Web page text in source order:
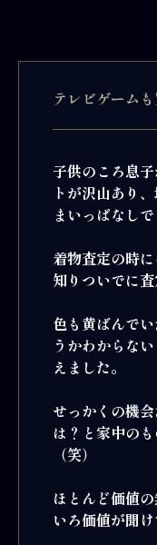
テレビゲーム
子供のころ息
トが沢山あり
まいっぱなしで
着物査定の時
知りついでに査
色も黄ばんで
うかわからな
えました。
せっかくの機
は？と家中の
（笑）
ほとんど価値
いろ価値が聞